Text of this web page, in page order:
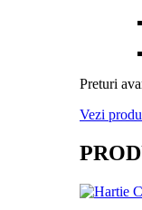
Preturi
Vezi